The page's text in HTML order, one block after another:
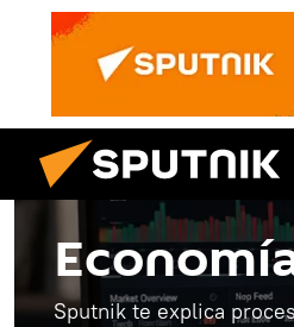
Sputnik te explica